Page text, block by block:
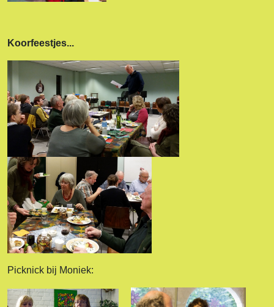
Koorfeestjes...
Picknick bij Moniek: